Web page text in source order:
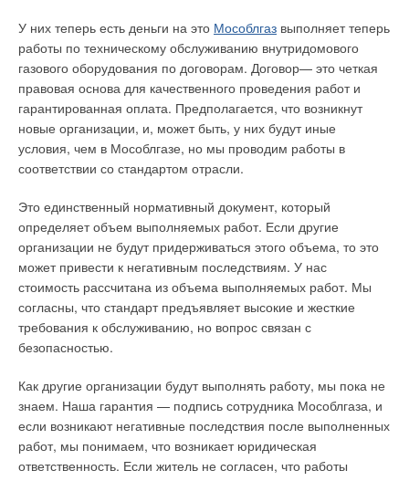
У них теперь есть деньги на это Мособлгаз выполняет теперь
работы по техническому обслуживанию внутридомового
газового оборудования по договорам. Договор— это четкая
правовая основа для качественного проведения работ и
гарантированная оплата. Предполагается, что возникнут
новые организации, и, может быть, у них будут иные
условия, чем в Мособлгазе, но мы проводим работы в
соответствии со стандартом отрасли.
Это единственный нормативный документ, который
определяет объем выполняемых работ. Если другие
организации не будут придерживаться этого объема, то это
может привести к негативным последствиям. У нас
стоимость рассчитана из объема выполняемых работ. Мы
согласны, что стандарт предъявляет высокие и жесткие
требования к обслуживанию, но вопрос связан с
безопасностью.
Как другие организации будут выполнять работу, мы пока не
знаем. Наша гарантия — подпись сотрудника Мособлгаза, и
если возникают негативные последствия после выполненных
работ, мы понимаем, что возникает юридическая
ответственность. Если житель не согласен, что работы